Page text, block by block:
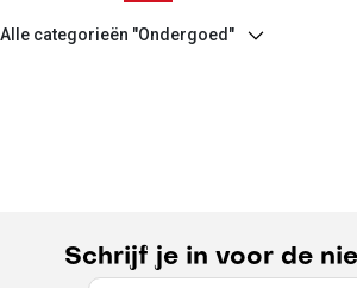
Alle categorieën "Ondergoed"
Schrijf je in voor de